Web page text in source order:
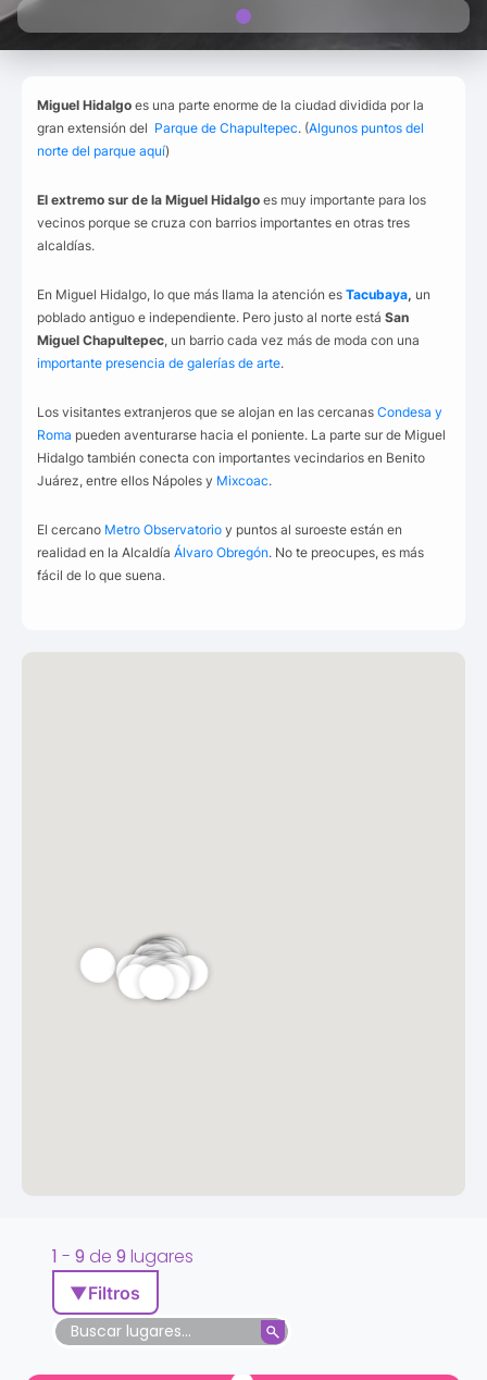
Miguel Hidalgo es una parte enorme de la ciudad dividida por la
gran extensión del Parque de Chapultepec. (Algunos puntos del
norte del parque aquí)
El extremo sur de la Miguel Hidalgo es muy importante para los
vecinos porque se cruza con barrios importantes en otras tres
alcaldías.
En Miguel Hidalgo, lo que más llama la atención es Tacubaya, un
poblado antiguo e independiente. Pero justo al norte está San
Miguel Chapultepec, un barrio cada vez más de moda con una
importante presencia de galerías de arte.
Los visitantes extranjeros que se alojan en las cercanas Condesa y
Roma pueden aventurarse hacia el poniente. La parte sur de Miguel
Hidalgo también conecta con importantes vecindarios en Benito
Juárez, entre ellos Nápoles y Mixcoac.
El cercano Metro Observatorio y puntos al suroeste están en
realidad en la Alcaldía Álvaro Obregón. No te preocupes, es más
fácil de lo que suena.
1 - 9 de 9 lugares
▼Filtros